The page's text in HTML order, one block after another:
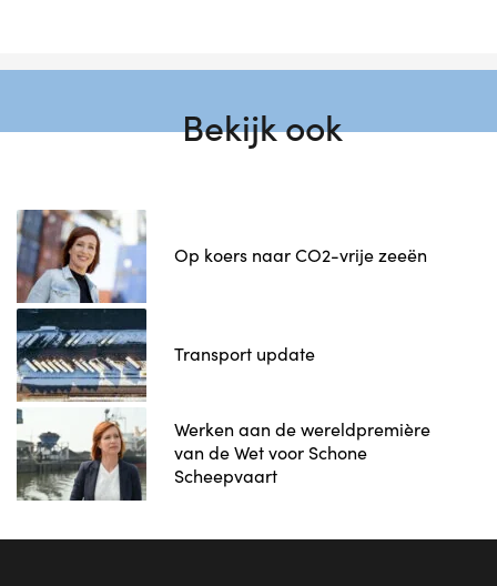
Bekijk ook
Op koers naar CO2-vrije zeeën
Transport update
Werken aan de wereldpremière
van de Wet voor Schone
Scheepvaart